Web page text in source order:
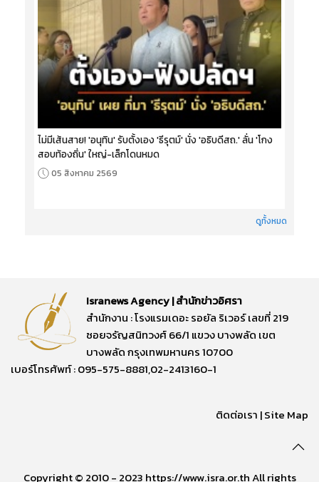
ไม่มีเส้นสาย! 'อนุทิน' รับตั้งเอง 'ธีรุตม์' นั่ง 'อธิบดีสถ.' ลั่น 'โกง
สอบท้องถิ่น' ใหญ่-เล็กโดนหมด
05 สิงหาคม 2569
ดูทั้งหมด
Isranews Agency | สำนักข่าวอิศรา
สำนักงาน : โรงแรมเดอะ รอยัล ริเวอร์ เลขที่ 219
ซอยจรัญสนิทวงศ์ 66/1 แขวง บางพลัด เขต
บางพลัด กรุงเทพมหานคร 10700
เบอร์โทรศัพท์ : 095-575-8881,02-2413160-1
ติดต่อเรา |Site Map
Copyright © 2010 - 2023 https://www.isra.or.th All rights